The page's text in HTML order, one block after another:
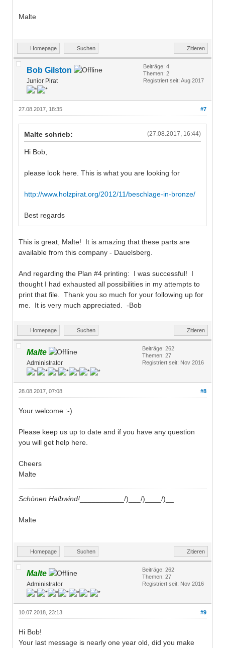
Malte
Homepage Suchen Zitieren
Bob Gilston
Junior Pirat
Beiträge: 4
Themen: 2
Registriert seit: Aug 2017
#7
27.08.2017, 18:35
(27.08.2017, 16:44)
Malte schrieb:
Hi Bob,
please look here. This is what you are looking for
http://www.holzpirat.org/2012/11/beschlage-in-bronze/
Best regards
This is great, Malte! It is amazing that these parts are
available from this company - Dauelsberg.
And regarding the Plan #4 printing: I was successful! I
thought I had exhausted all possibilities in my attempts to
print that file. Thank you so much for your following up for
me. It is very much appreciated. -Bob
Homepage Suchen Zitieren
Malte
Administrator
Beiträge: 262
Themen: 27
Registriert seit: Nov 2016
#8
28.08.2017, 07:08
Your welcome :-)
Please keep us up to date and if you have any question
you will get help here.
Cheers
Malte
Schönen Halbwind! ___________/)___/)____/)__
Malte
Homepage Suchen Zitieren
Malte
Administrator
Beiträge: 262
Themen: 27
Registriert seit: Nov 2016
#9
10.07.2018, 23:13
Hi Bob!
Your last message is nearly one year old, did you make